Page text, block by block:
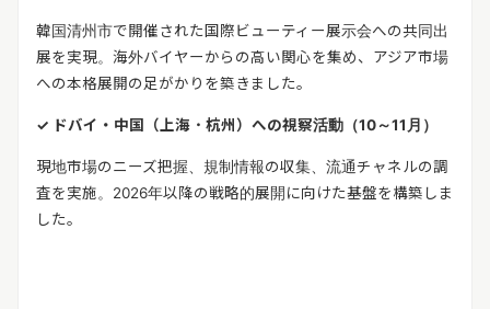
韓国清州市で開催された国際ビューティー展示会への共同出
展を実現。海外バイヤーからの高い関心を集め、アジア市場
への本格展開の足がかりを築きました。
✓ ドバイ・中国（上海・杭州）への視察活動（10～11 月）
現地市場のニーズ把握、規制情報の収集、流通チャネルの調
査を実施。 2026年以降の戦略的展開に向けた基盤を構築しま
した。